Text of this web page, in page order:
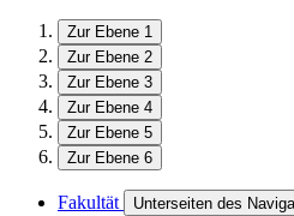
Zur Ebene 1
Zur Ebene 2
Zur Ebene 3
Zur Ebene 4
Zur Ebene 5
Zur Ebene 6
Fakultät Unterseiten des